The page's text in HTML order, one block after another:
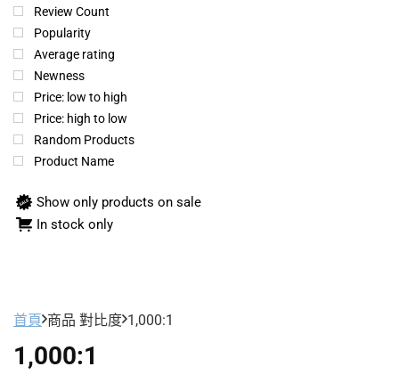
Review Count
Popularity
Average rating
Newness
Price: low to high
Price: high to low
Random Products
Product Name
Show only products on sale
In stock only
首頁 商品 對比度 1,000:1
1,000:1